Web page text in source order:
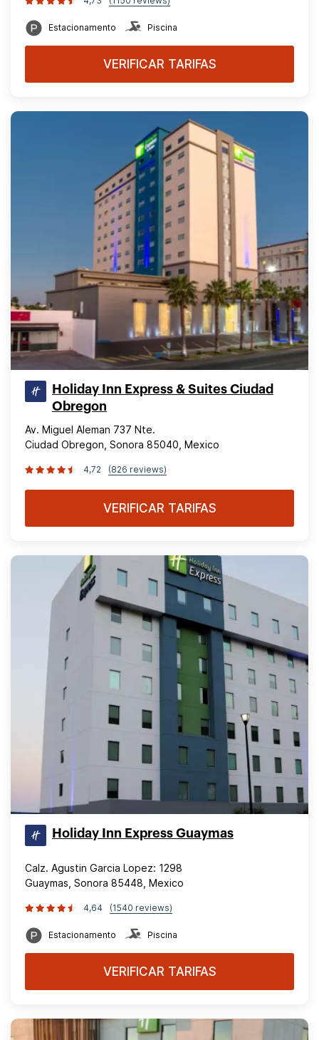
Estacionamento Piscina
VERIFICAR TARIFAS
Holiday Inn Express & Suites Ciudad
Obregon
Av. Miguel Aleman 737 Nte.
Ciudad Obregon, Sonora 85040, Mexico
4,72 (826 reviews)
VERIFICAR TARIFAS
Holiday Inn Express Guaymas
Calz. Agustin Garcia Lopez: 1298
Guaymas, Sonora 85448, Mexico
4,64 (1540 reviews)
Estacionamento Piscina
VERIFICAR TARIFAS